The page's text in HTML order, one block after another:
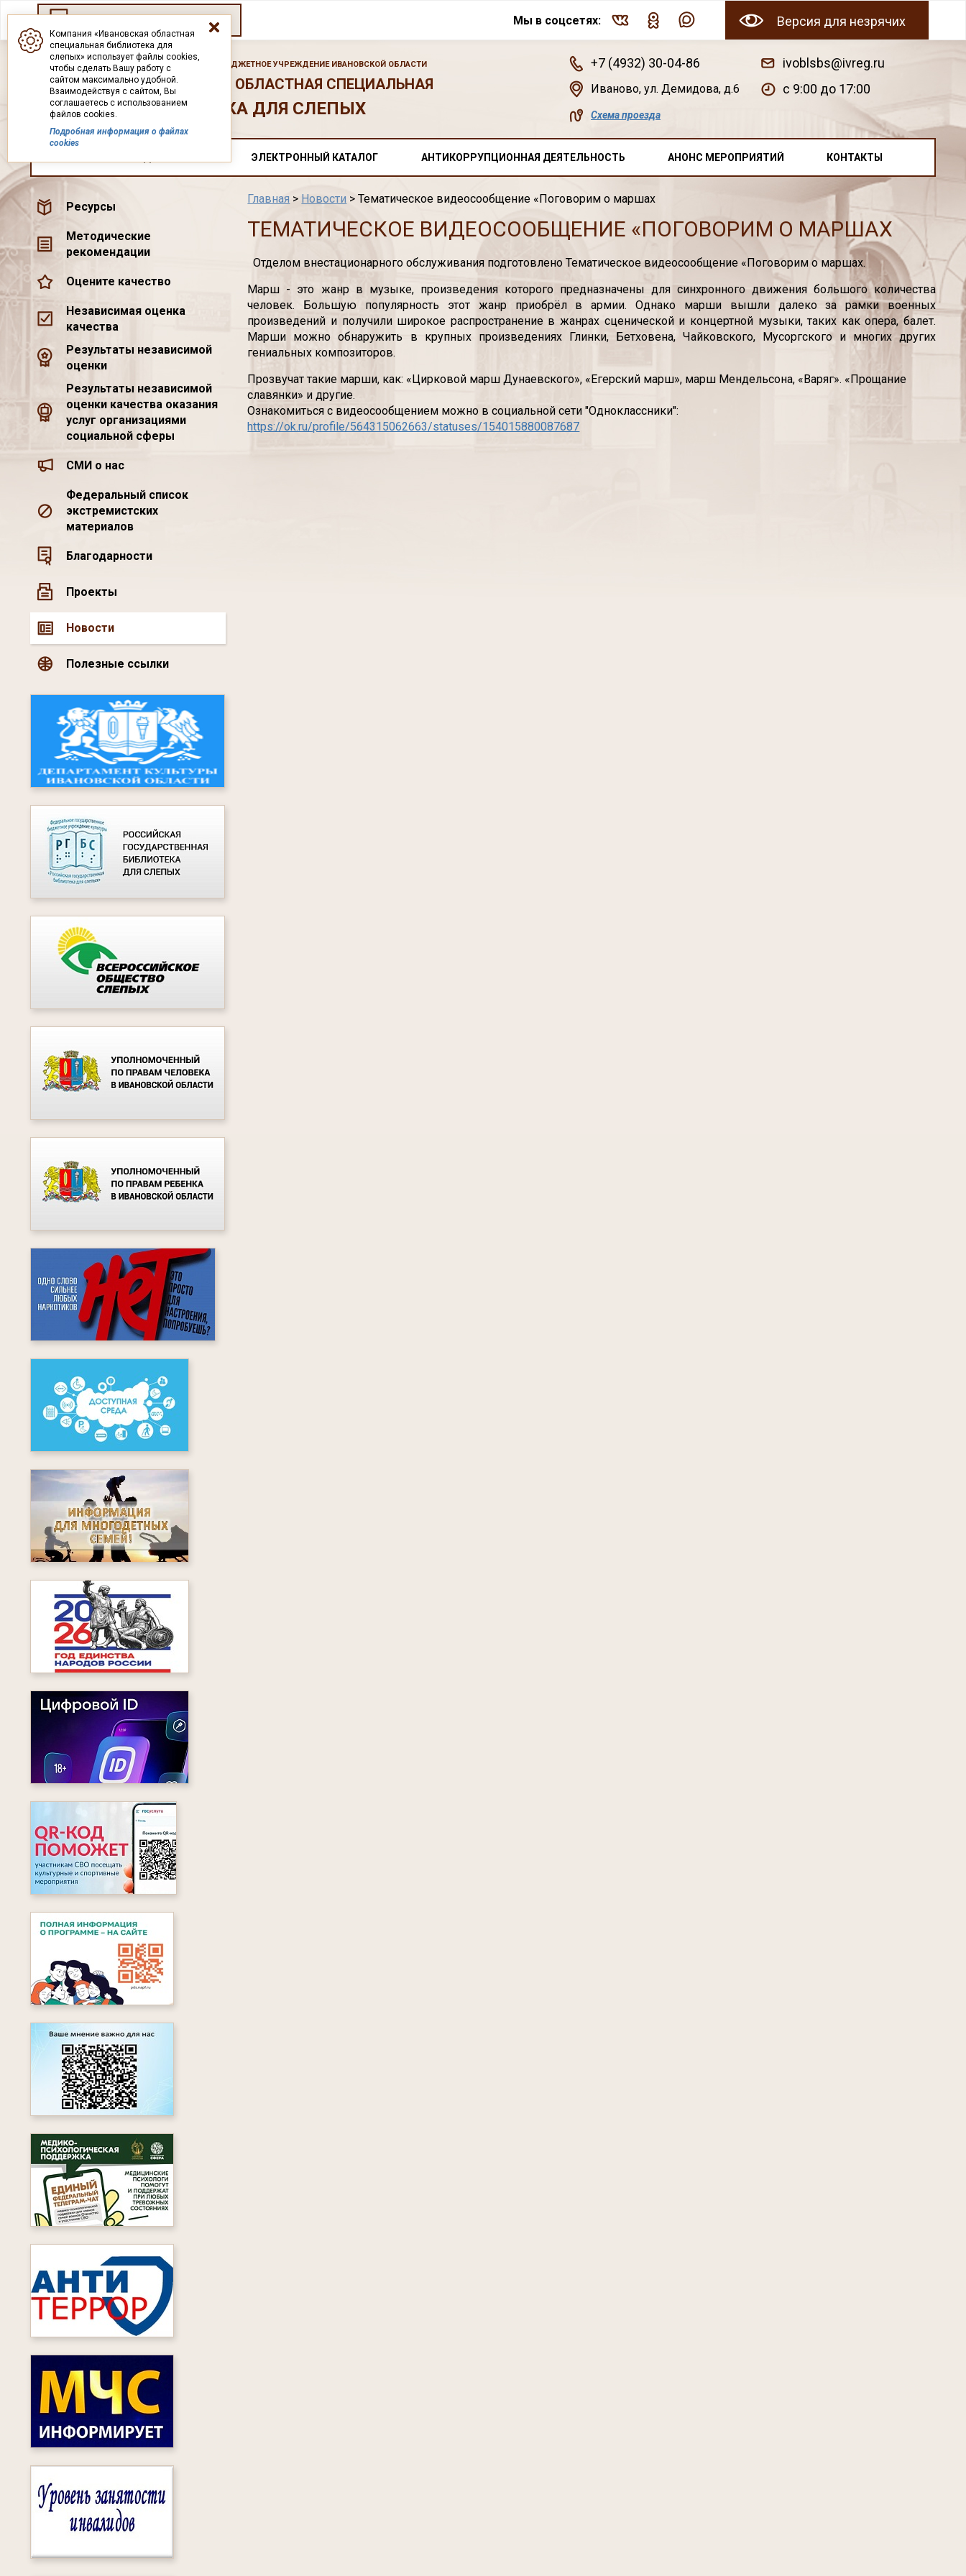
Компания «Ивановская областная
специальная библиотека для
слепых» использует файлы cookies,
чтобы сделать Вашу работу с
сайтом максимально удобной.
Взаимодействуя с сайтом, Вы
соглашаетесь с использованием
файлов cookies.
Подробная информация о файлах
cookies
Переход на старый сайт Мы в соцсетях: Версия для незрячих
ГОСУДАРСТВЕННОЕ БЮДЖЕТНОЕ УЧРЕЖДЕНИЕ ИВАНОВСКОЙ ОБЛАСТИ
ИВАНОВСКАЯ ОБЛАСТНАЯ СПЕЦИАЛЬНАЯ
БИБЛИОТЕКА ДЛЯ СЛЕПЫХ
+7 (4932) 30-04-86
Иваново, ул. Демидова, д.6
Схема проезда
ivoblsbs@ivreg.ru
c 9:00 до 17:00
ЭЛЕКТРОННЫЙ КАТАЛОГ АНТИКОРРУПЦИОННАЯ ДЕЯТЕЛЬНОСТЬ АНОНС МЕРОПРИЯТИЙ КОНТАКТЫ
Ресурсы
Методические
рекомендации
Оцените качество
Независимая оценка
качества
Результаты независимой
оценки
Результаты независимой
оценки качества оказания
услуг организациями
социальной сферы
СМИ о нас
Федеральный список
экстремистских
материалов
Благодарности
Проекты
Новости
Полезные ссылки
Главная > Новости > Тематическое видеосообщение «Поговорим о маршах
ТЕМАТИЧЕСКОЕ ВИДЕОСООБЩЕНИЕ «ПОГОВОРИМ О МАРШАХ
Отделом внестационарного обслуживания подготовлено Тематическое видеосообщение «Поговорим о маршах.
Марш - это жанр в музыке, произведения которого предназначены для синхронного движения большого количества
человек. Большую популярность этот жанр приобрёл в армии. Однако марши вышли далеко за рамки военных
произведений и получили широкое распространение в жанрах сценической и концертной музыки, таких как опера, балет.
Марши можно обнаружить в крупных произведениях Глинки, Бетховена, Чайковского, Мусоргского и многих других
гениальных композиторов.
Прозвучат такие марши, как: «Цирковой марш Дунаевского», «Егерский марш», марш Мендельсона, «Варяг». «Прощание
славянки» и другие.
Ознакомиться с видеосообщением можно в социальной сети "Одноклассники":
https://ok.ru/profile/564315062663/statuses/154015880087687